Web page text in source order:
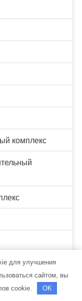
комплекс
для улучшения
сайтом, вы
cookie.
OK